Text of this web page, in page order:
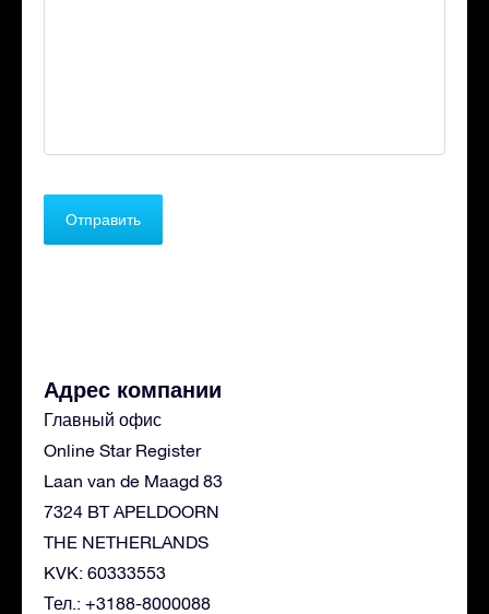
Адрес компании
Главный офис
Online Star Register
Laan van de Maagd 83
7324 BT APELDOORN
THE NETHERLANDS
KVK: 60333553
Тел.: +3188-8000088